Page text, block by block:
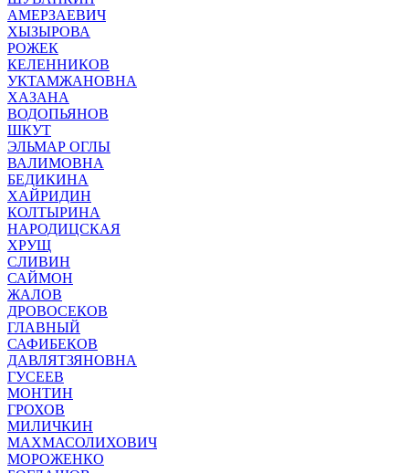
АМЕРЗАЕВИЧ
ХЫЗЫРОВА
РОЖЕК
КЕЛЕННИКОВ
УКТАМЖАНОВНА
ХАЗАНА
ВОДОПЬЯНОВ
ШКУТ
ЭЛЬМАР ОГЛЫ
ВАЛИМОВНА
БЕДИКИНА
ХАЙРИДИН
КОЛТЫРИНА
НАРОДИЦСКАЯ
ХРУЩ
СЛИВИН
САЙМОН
ЖАЛОВ
ДРОВОСЕКОВ
ГЛАВНЫЙ
САФИБЕКОВ
ДАВЛЯТЗЯНОВНА
ГУСЕЕВ
МОНТИН
ГРОХОВ
МИЛИЧКИН
МАХМАСОЛИХОВИЧ
МОРОЖЕНКО